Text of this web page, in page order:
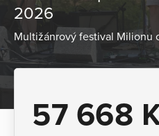
2026
Multižánrový festival Milionu
57 668